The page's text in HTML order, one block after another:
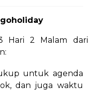
Hari 2 Malam dari
untuk agenda
dan juga waktu